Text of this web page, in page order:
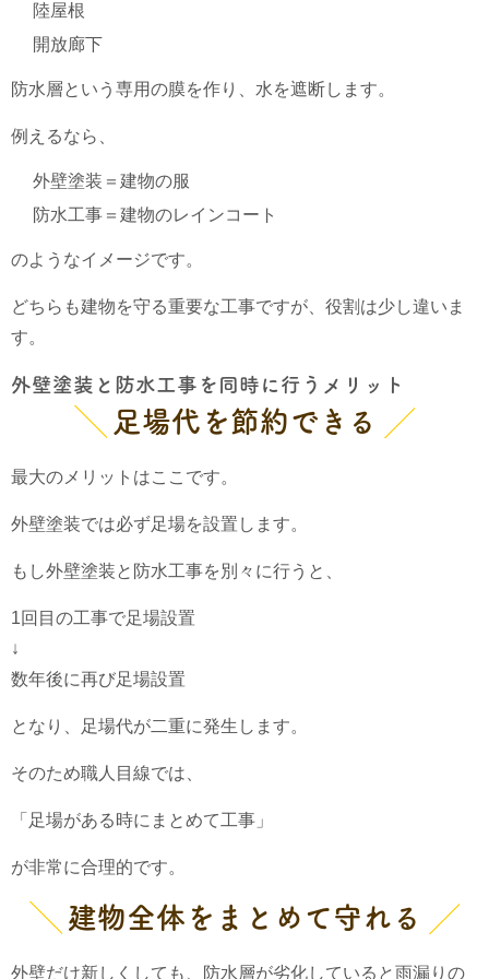
陸屋根
開放廊下
防水層という専用の膜を作り、水を遮断します。
例えるなら、
外壁塗装＝建物の服
防水工事＝建物のレインコート
のようなイメージです。
どちらも建物を守る重要な工事ですが、役割は少し違いま
す。
外壁塗装と防水工事を同時に行うメリット
足場代を節約できる
最大のメリットはここです。
外壁塗装では必ず足場を設置します。
もし外壁塗装と防水工事を別々に行うと、
1回目の工事で足場設置
↓
数年後に再び足場設置
となり、足場代が二重に発生します。
そのため職人目線では、
「足場がある時にまとめて工事」
が非常に合理的です。
建物全体をまとめて守れる
外壁だけ新しくしても、防水層が劣化していると雨漏りの